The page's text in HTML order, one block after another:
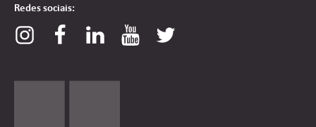
Redes sociais: